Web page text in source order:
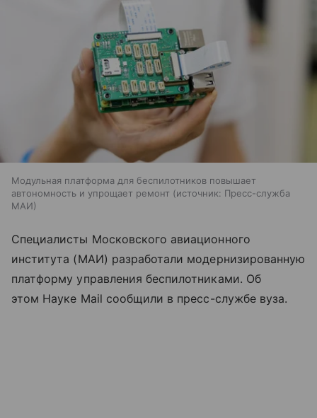
Модульная платформа для беспилотников повышает
автономность и упрощает ремонт
источник: Пресс-служба
МАИ
Специалисты Московского авиационного
института (МАИ) разработали модернизированную
платформу управления беспилотниками. Об
этом Науке Mail сообщили в пресс-службе вуза.